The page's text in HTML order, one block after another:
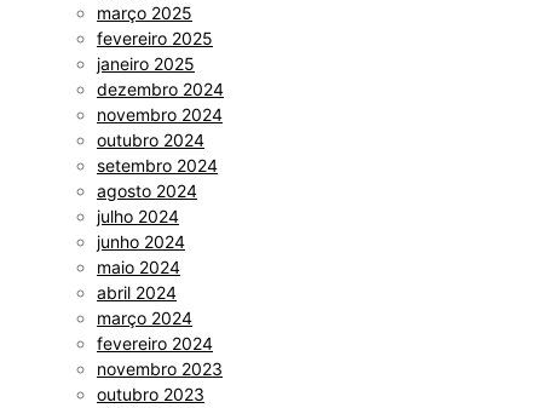
março 2025
fevereiro 2025
janeiro 2025
dezembro 2024
novembro 2024
outubro 2024
setembro 2024
agosto 2024
julho 2024
junho 2024
maio 2024
abril 2024
março 2024
fevereiro 2024
novembro 2023
outubro 2023